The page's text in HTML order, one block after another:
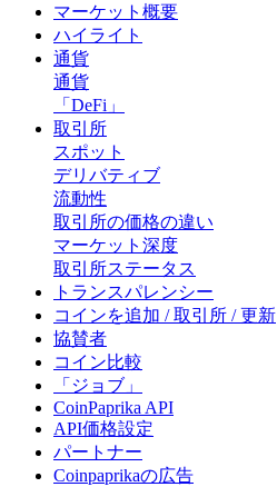
マーケット概要
ハイライト
通貨
通貨
「DeFi」
取引所
スポット
デリバティブ
流動性
取引所の価格の違い
マーケット深度
取引所ステータス
トランスパレンシー
コインを追加 / 取引所 / 更新
協賛者
コイン比較
「ジョブ」
CoinPaprika API
API価格設定
パートナー
Coinpaprikaの広告